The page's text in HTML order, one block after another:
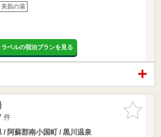
美肌の湯
ベルの宿泊プランを見る
お気に入
りに追加
件
/ 阿蘇郡南小国町 / 黒川温泉